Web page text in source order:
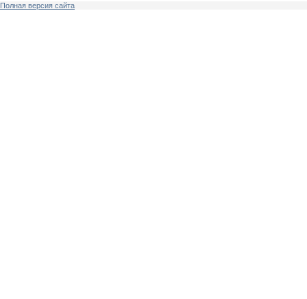
Полная версия сайта